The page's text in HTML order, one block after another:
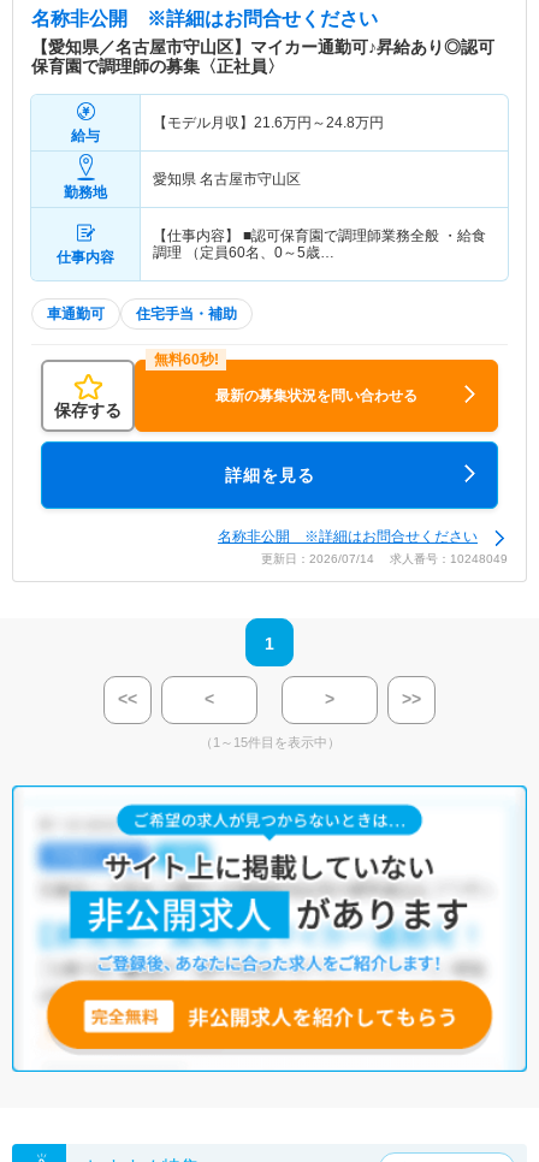
名称非公開 ※詳細はお問合せください
【愛知県／名古屋市守山区】マイカー通勤可♪昇給あり◎認可
保育園で調理師の募集〈正社員〉
給与
【モデル月収】 21.6万円～24.8万円
勤務地
愛知県 名古屋市守山区
仕事内容
【仕事内容】 ■認可保育園で調理師業務全般 ・給食
調理 （定員60名、0～5歳…
車通勤可 住宅手当・補助
保存する
最新の募集状況を問い合わせる
詳細を見る
名称非公開 ※詳細はお問合せください
更新日：2026/07/14 求人番号：10248049
1
<< < > >>
（1～15件目を表示中）